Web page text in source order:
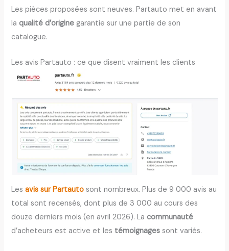
Les pièces proposées sont neuves. Partauto met en avant
laqualité d’origine garantie sur une partie de son
catalogue.
Les avis Partauto : ce que disent vraiment les clients
Lesavis sur Partauto sont nombreux. Plus de 9 000 avis au
total sont recensés, dont plus de 3 000 au cours des
douze derniers mois (en avril 2026). Lacommunauté
d’acheteurs est active et les témoignages sont variés.